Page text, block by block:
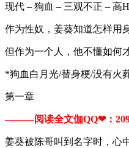
现代 – 狗血 – 三观不正 – 高H
作为性奴，姜葵知道怎样用
但作为一个人，他不懂如何
*狗血白月光/替身梗/没有火
第一章
———阅读全文伽QQ❤：
姜葵被陈哥叫到名字时，心